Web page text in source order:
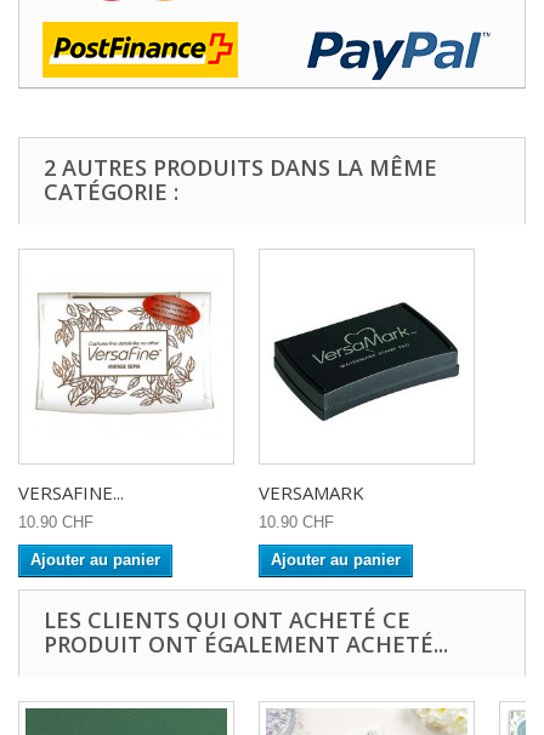
2 AUTRES PRODUITS DANS LA MÊME
CATÉGORIE :
VERSAFINE...
10.90 CHF
Ajouter au panier
VERSAMARK
10.90 CHF
Ajouter au panier
LES CLIENTS QUI ONT ACHETÉ CE
PRODUIT ONT ÉGALEMENT ACHETÉ...